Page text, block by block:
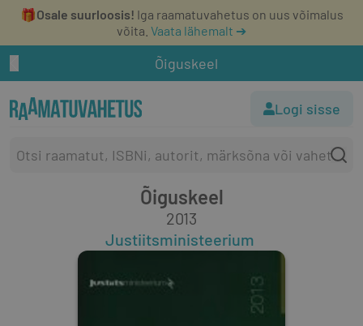
🎁Osale suurloosis! Iga raamatuvahetus on uus võimalus
võita. Vaata lähemalt ➔
Õiguskeel
Logi sisse
Õiguskeel
2013
Justiitsministeerium